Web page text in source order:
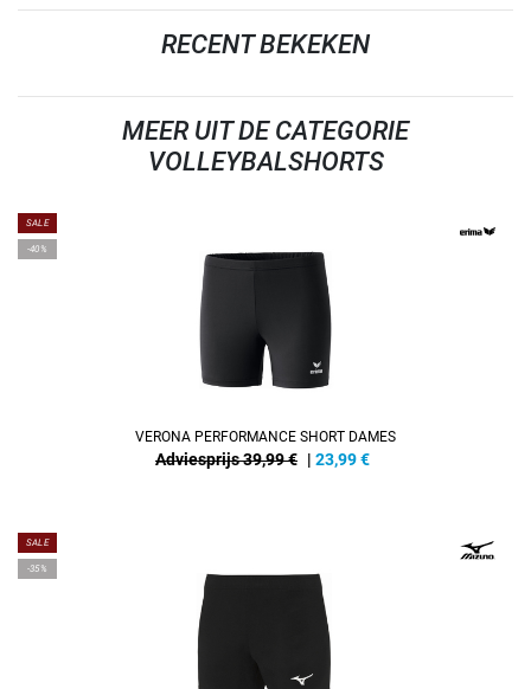
RECENT BEKEKEN
MEER UIT DE CATEGORIE
VOLLEYBALSHORTS
SALE
-40%
VERONA PERFORMANCE SHORT DAMES
Adviesprijs 39,99 € | 23,99€
SALE
-35%